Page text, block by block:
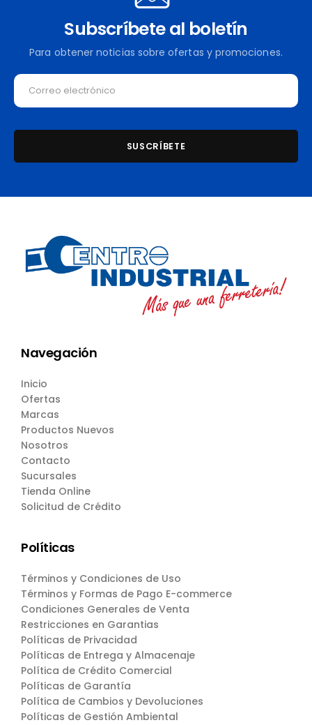
Subscríbete al boletín
Para obtener noticias sobre ofertas y promociones.
Navegación
Inicio
Ofertas
Marcas
Productos Nuevos
Nosotros
Contacto
Sucursales
Tienda Online
Solicitud de Crédito
Políticas
Términos y Condiciones de Uso
Términos y Formas de Pago E-commerce
Condiciones Generales de Venta
Restricciones en Garantias
Políticas de Privacidad
Políticas de Entrega y Almacenaje
Política de Crédito Comercial
Políticas de Garantía
Política de Cambios y Devoluciones
Políticas de Gestión Ambiental